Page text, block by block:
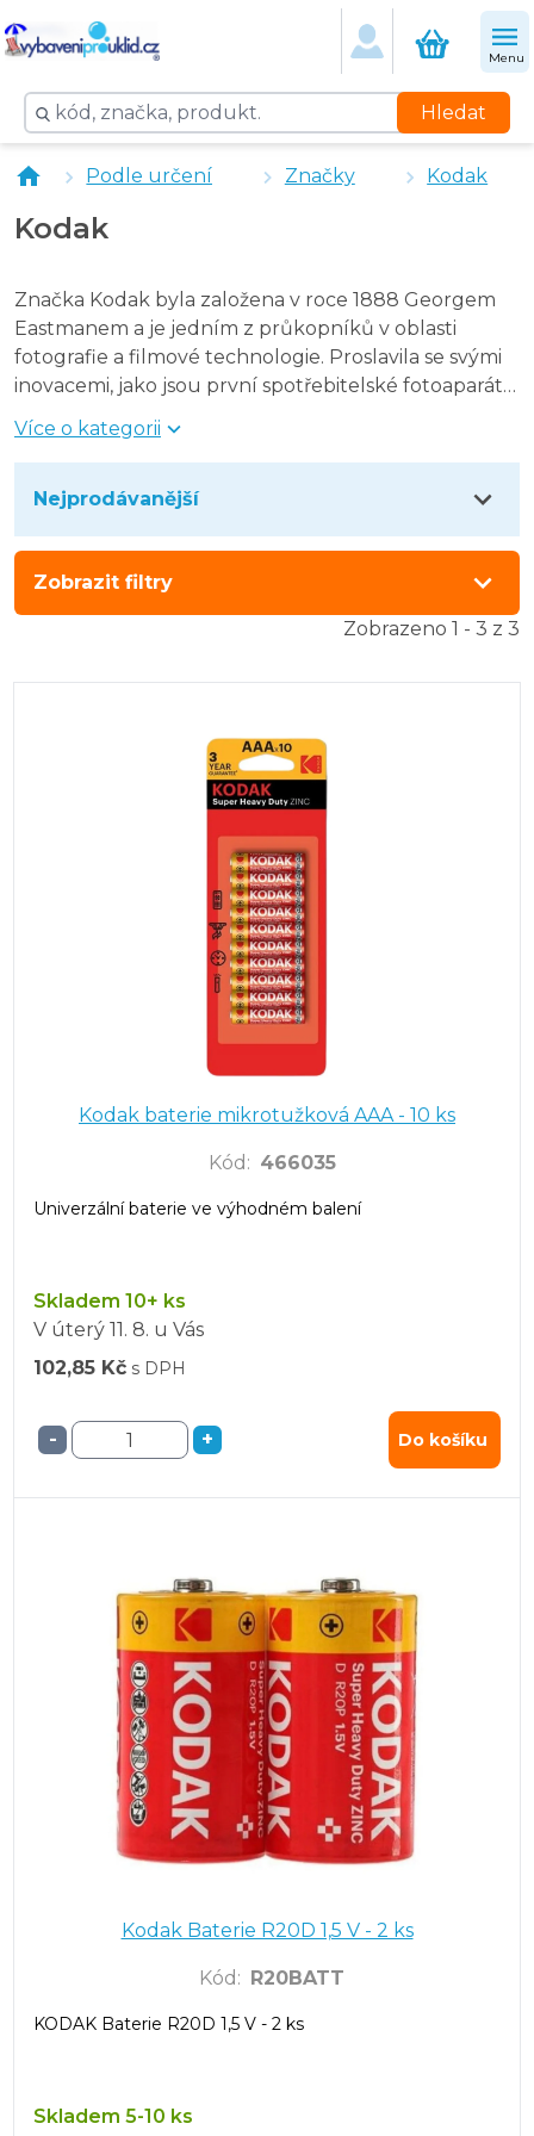
Kodak Baterie R20D 1,5 V - 2 ks
Kodak baterie mikrotužková AAA - 10 ks
Menu
Hledat
Podle určení Značky Kodak
Kodak
Značka Kodak byla založena v roce 1888 Georgem
Eastmanem a je jedním z průkopníků v oblasti
fotografie a filmové technologie. Proslavila se svými
inovacemi, jako jsou první spotřebitelské fotoaparáty
a filmové role, které zpopularizovaly fotografování
mezi širokou veřejností. V současnosti se Kodak
tisk, a licencování značek pro produkty, jako jsou
Více o kategorii
Nejprodávanější
Zobrazit filtry
Zobrazeno 1 - 3 z 3
Kodak baterie mikrotužková AAA - 10 ks
Kód : 466035
Univerzální baterie ve výhodném balení
Skladem 10+ ks
V úterý 11. 8. u Vás
102,85 Kč s DPH
- + Do košíku
Kodak Baterie R20D 1,5 V - 2 ks
Kód : R20BATT
KODAK Baterie R20D 1,5 V - 2 ks
Skladem 5-10 ks